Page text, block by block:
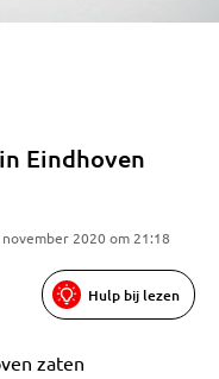
Eindhoven
2020 om 21:18
Hulp bij lezen
zaten